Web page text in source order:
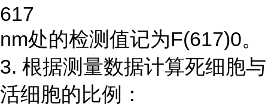
617
nm处的检测值记为F(617)0。
3. 根据测量数据计算死细胞与
活细胞的比例：